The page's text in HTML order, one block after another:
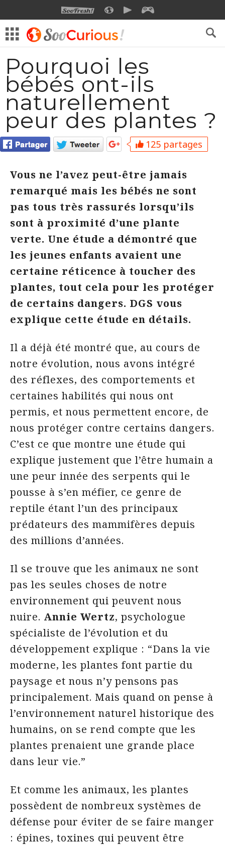
SOOFRESHSOOCURIOUSSOOMOTION
Pourquoi les
bébés ont-ils
naturellement
peur des plantes ?
125 partages
Vous ne l’avez peut-être jamais
remarqué mais les bébés ne sont
pas tous très rassurés lorsqu’ils
sont à proximité d’une plante
verte. Une étude a démontré que
les jeunes enfants avaient une
certaine réticence à toucher des
plantes, tout cela pour les protéger
de certains dangers. DGS vous
explique cette étude en détails.
Il a déjà été montré que, au cours de
notre évolution, nous avons intégré
des réflexes, des comportements et
certaines habilités qui nous ont
permis, et nous permettent encore, de
nous protéger contre certains dangers.
C’est ce que montre une étude qui
explique justement que l’être humain a
une peur innée des serpents qui le
pousse à s’en méfier, ce genre de
reptile étant l’un des principaux
prédateurs des mammifères depuis
des millions d’années.
Il se trouve que les animaux ne sont
pas les seules choses de notre
environnement qui peuvent nous
nuire. Annie Wertz, psychologue
spécialiste de l’évolution et du
développement explique : “Dans la vie
moderne, les plantes font partie du
paysage et nous n’y pensons pas
principalement. Mais quand on pense à
l’environnement naturel historique des
humains, on se rend compte que les
plantes prenaient une grande place
dans leur vie.”
Et comme les animaux, les plantes
possèdent de nombreux systèmes de
défense pour éviter de se faire manger
: épines, toxines qui peuvent être